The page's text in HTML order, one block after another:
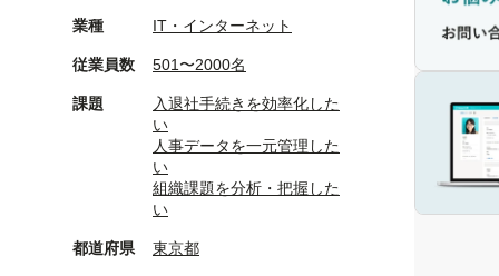
業種 IT・インターネット
従業員数 501〜2000名
課題
入退社手続きを効率化した
い
人事データを一元管理した
い
組織課題を分析・把握した
い
都道府県 東京都